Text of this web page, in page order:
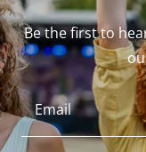
Be the first to
Email